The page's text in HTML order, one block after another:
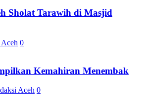
Sholat Tarawih di Masjid
0
Kemahiran Menembak
Aceh 0